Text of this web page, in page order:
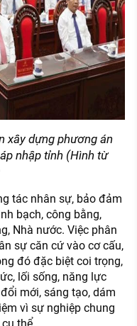
xây dựng phương án
nhập tỉnh (Hình từ
tác nhân sự, bảo đảm
bạch, công bằng,
Nhà nước. Việc phân
sự căn cứ vào cơ cấu,
đó đặc biệt coi trọng,
lối sống, năng lực
mới, sáng tạo, dám
vì sự nghiệp chung